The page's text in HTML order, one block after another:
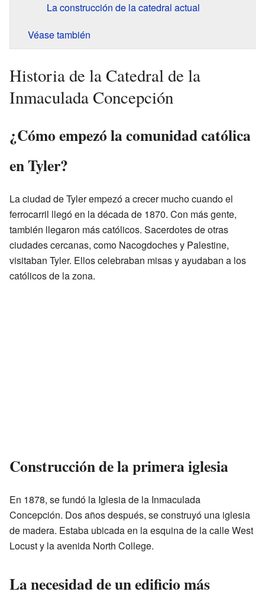
La construcción de la catedral actual
Véase también
Historia de la Catedral de la
Inmaculada Concepción
¿Cómo empezó la comunidad católica
en Tyler?
La ciudad de Tyler empezó a crecer mucho cuando el
ferrocarril llegó en la década de 1870. Con más gente,
también llegaron más católicos. Sacerdotes de otras
ciudades cercanas, como Nacogdoches y Palestine,
visitaban Tyler. Ellos celebraban misas y ayudaban a los
católicos de la zona.
Construcción de la primera iglesia
En 1878, se fundó la Iglesia de la Inmaculada
Concepción. Dos años después, se construyó una iglesia
de madera. Estaba ubicada en la esquina de la calle West
Locust y la avenida North College.
La necesidad de un edificio más